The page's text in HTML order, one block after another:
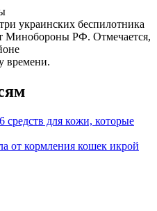
украинских беспилотника
Минобороны РФ. Отмечается,
времени.
средств для кожи, которые
от кормления кошек икрой